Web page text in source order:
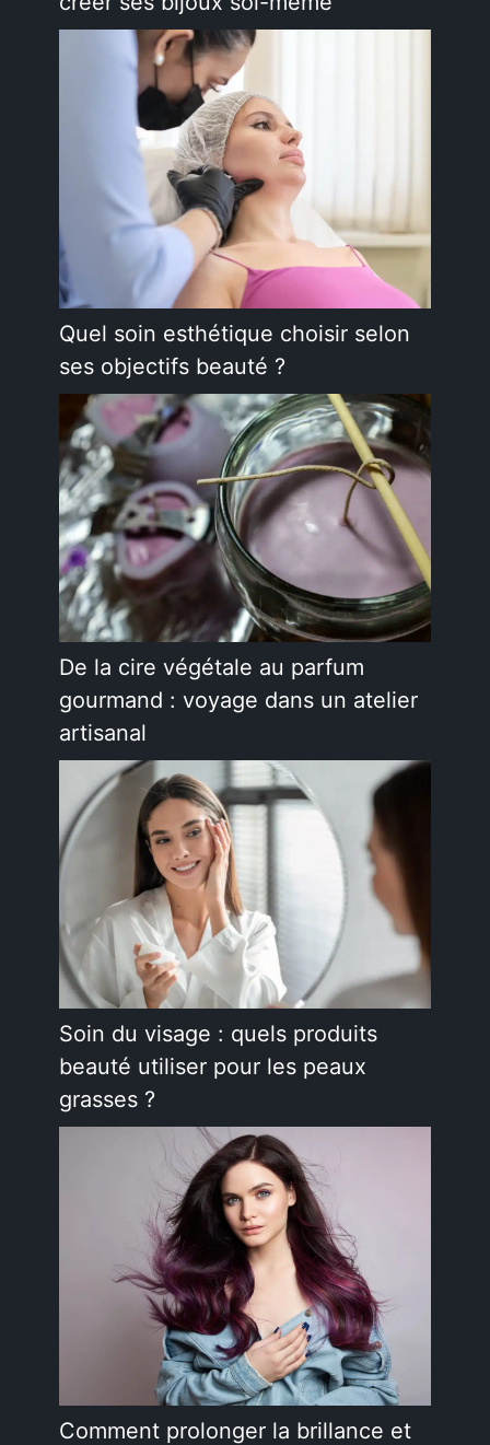
Quel soin esthétique choisir selon
ses objectifs beauté ?
De la cire végétale au parfum
gourmand : voyage dans un atelier
artisanal
Soin du visage : quels produits
beauté utiliser pour les peaux
grasses ?
Comment prolonger la brillance et